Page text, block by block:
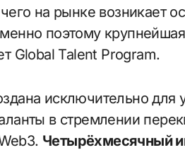
на рынке возникает
поэтому
Global Talent Program.
исключительно для
в стремлении
Четырёхмесячный